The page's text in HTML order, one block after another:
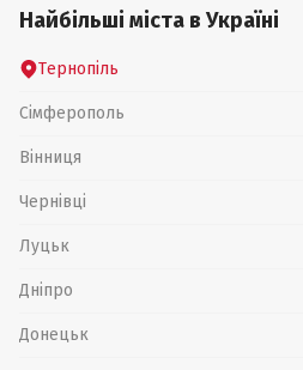
Найбільші міста в Україні
Тернопіль
Сімферополь
Вінниця
Чернівці
Луцьк
Дніпро
Донецьк